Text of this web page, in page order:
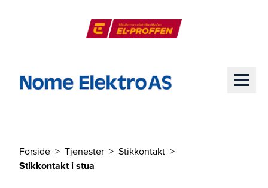
Du er her
Forside Tjenester
Stikkontakt
Stikkontakt i stua